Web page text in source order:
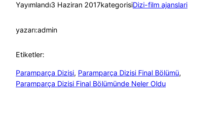
Yayımlandı3 Haziran 2017kategorisiDizi-film ajanslari
yazarı:admin
Etiketler:
Paramparça Dizisi, Paramparça Dizisi Final Bölümü
Paramparça Dizisi Final Bölümünde Neler Oldu